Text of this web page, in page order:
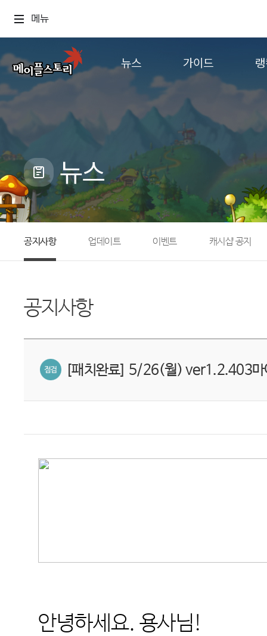
메뉴
뉴스
공지사항
업데이트
캐시샵 공지
메이플 알림판
with maple
가이드
게임정보
직업소개
확률형 아이템
NEXON NOW
뉴스
공지사항 업데이트 이벤트 캐시샵 공지
공지사항
[패치완료] 5/26(월) ver1.2.403
안녕하세요. 용사님!